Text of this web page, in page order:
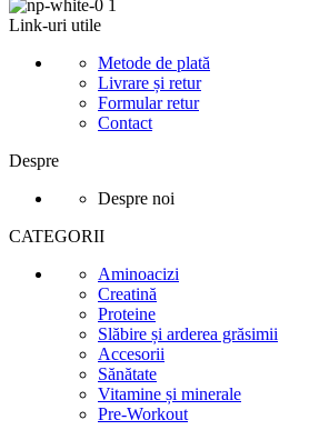
Link-uri utile
Metode de plată
Livrare și retur
Formular retur
Contact
Despre
Despre noi
CATEGORII
Aminoacizi
Creatină
Proteine
Slăbire și arderea grăsimii
Accesorii
Sănătate
Vitamine și minerale
Pre-Workout